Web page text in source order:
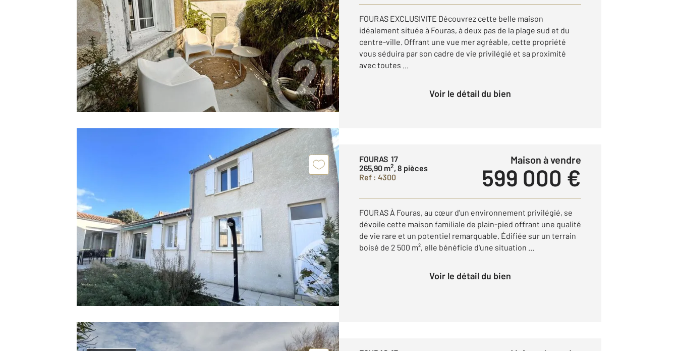
FOURAS EXCLUSIVITE Découvrez cette belle maison
idéalement située à Fouras, à deux pas de la plage sud et du
centre-ville. Offrant une vue mer agréable, cette propriété
vous séduira par son cadre de vie privilégié et sa proximité
avec toutes ...
Voir le détail du bien
FOURAS 17
265,90 m2, 8 pièces
Ref : 4300
Maison à vendre
599 000 €
FOURAS À Fouras, au cœur d'un environnement privilégié, se
dévoile cette maison familiale de plain-pied offrant une qualité
de vie rare et un potentiel remarquable. Édifiée sur un terrain
boisé de 2 500 m², elle bénéficie d'une situation ...
Voir le détail du bien